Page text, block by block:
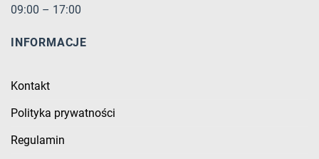
09:00 – 17:00
INFORMACJE
Kontakt
Polityka prywatności
Regulamin